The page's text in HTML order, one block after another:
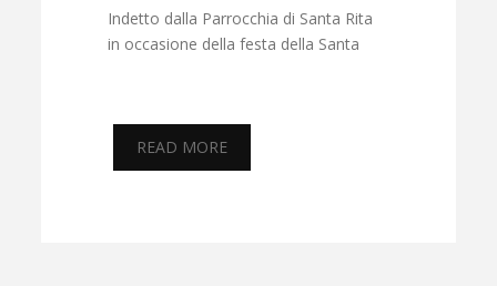
Indetto dalla Parrocchia di Santa Rita
in occasione della festa della Santa
READ MORE